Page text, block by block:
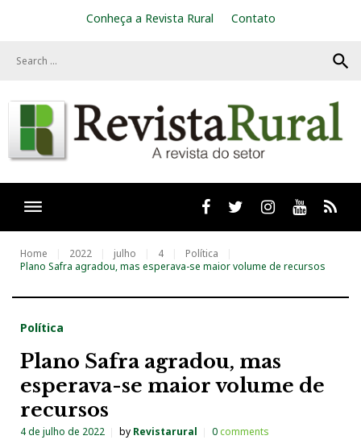
Conheça a Revista Rural Contato
search
Facebooktwitter Instagram
Youtube
Home 2022 julho 4
Política
Plano Safra agradou, mas esperava-se maior volume de recursos
Política
Plano Safra agradou, mas
esperava-se maior volume de
recursos
4 de julho de 2022 by Revistarural 0comments